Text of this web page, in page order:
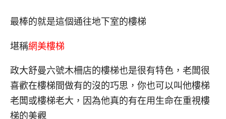
最棒的就是這個通往地下室的樓梯
堪稱網美樓梯
政大舒曼六號木柵店的樓梯也是很有特色，老闆很
喜歡在樓梯間做有的沒的巧思，你也可以叫他樓梯
老闆或樓梯老大，因為他真的有在用生命在重視樓
梯的美觀